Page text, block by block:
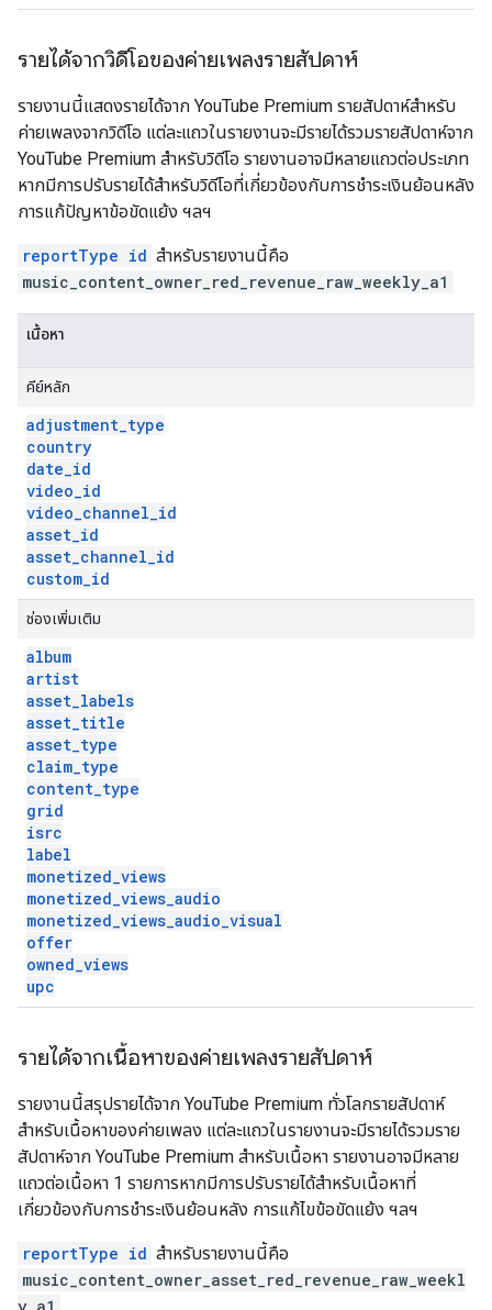
รายได้จากวิดีโอของค่ายเพลงรายสัปดาห์
รายงานนี้แสดงรายได้จาก YouTube Premium รายสัปดาห์สำหรับ
ค่ายเพลงจากวิดีโอ แต่ละแถวในรายงานจะมีรายได้รวมรายสัปดาห์จาก
YouTube Premium สำหรับวิดีโอ รายงานอาจมีหลายแถวต่อประเภท
หากมีการปรับรายได้สำหรับวิดีโอที่เกี่ยวข้องกับการชำระเงินย้อนหลัง
การแก้ปัญหาข้อขัดแย้ง ฯลฯ
reportType id สำหรับรายงานนี้คือ
music_content_owner_red_revenue_raw_weekly_a1
เนื้อหา
คีย์หลัก
adjustment_type
country
date_id
video_id
video_channel_id
asset_id
asset_channel_id
custom_id
ช่องเพิ่มเติม
album
artist
asset_labels
asset_title
asset_type
claim_type
content_type
grid
isrc
label
monetized_views
monetized_views_audio
monetized_views_audio_visual
offer
owned_views
upc
รายได้จากเนื้อหาของค่ายเพลงรายสัปดาห์
รายงานนี้สรุปรายได้จาก YouTube Premium ทั่วโลกรายสัปดาห์
สำหรับเนื้อหาของค่ายเพลง แต่ละแถวในรายงานจะมีรายได้รวมราย
สัปดาห์จาก YouTube Premium สำหรับเนื้อหา รายงานอาจมีหลาย
แถวต่อเนื้อหา 1 รายการหากมีการปรับรายได้สำหรับเนื้อหาที่
เกี่ยวข้องกับการชำระเงินย้อนหลัง การแก้ไขข้อขัดแย้ง ฯลฯ
reportType id สำหรับรายงานนี้คือ
music_content_owner_asset_red_revenue_raw_weekl